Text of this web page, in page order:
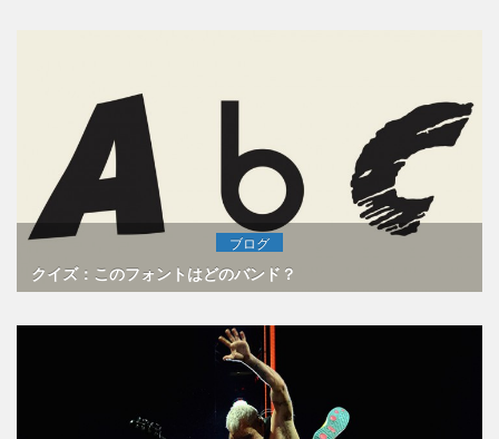
ブログ
クイズ：このフォントはどのバンド？